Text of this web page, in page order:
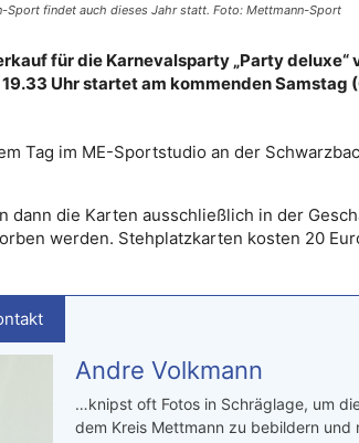
Sport findet auch dieses Jahr statt. Foto: Mettmann-Sport
für die Karnevalsparty „Party
Uhr startet am kommenden Samstag
Tag im ME-Sportstudio an der
dann die Karten ausschließlich in der
werden. Stehplatzkarten kosten 20
Andre Volkmann
…knipst oft Fotos in Schräglage, um
dem Kreis Mettmann zu bebildern und